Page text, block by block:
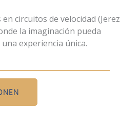
en circuitos de velocidad (Jerez
la imaginación pueda
experiencia única.